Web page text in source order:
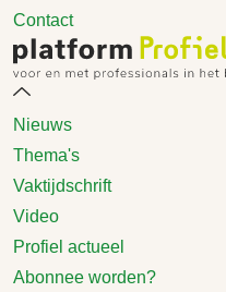
Contact
Nieuws
Thema's
Vaktijdschrift
Video
Profiel actueel
Abonnee worden?